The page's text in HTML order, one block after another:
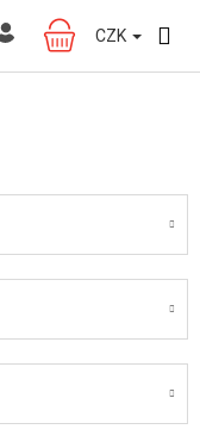
NÁKUPNÍ
KOŠÍK
CZK